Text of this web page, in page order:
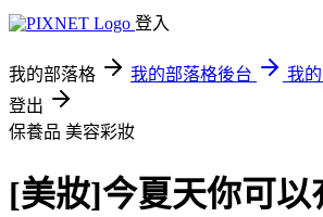
登入
我的部落格 我的部落格後台
我
登出
保養品 美容彩妝
[美妝]今夏天你可以